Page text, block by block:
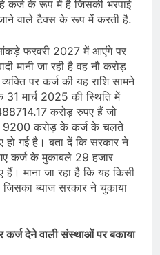
कर्ज के रूप में है जिसकी भरपाई
वाले टैक्स के रूप में करती है.
फरवरी 2027 में आएंगे पर
मानी जा रही है वह नौ करोड़
पर कर्ज की यह राशि सामने
मार्च 2025 की स्थिति में
करोड़ रुपए हैं जो
9200 करोड़ के कर्ज के चलते
गई है। बता दें कि सरकार ने
कर्ज के मुकाबले 29 हजार
माना जा रहा है कि यह किसी
जिसका ब्याज सरकार ने चुकाया
कर्ज देने वाली संस्थाओं पर बकाया